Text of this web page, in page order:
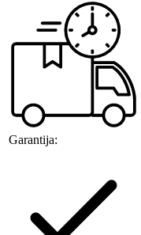
Garantija: